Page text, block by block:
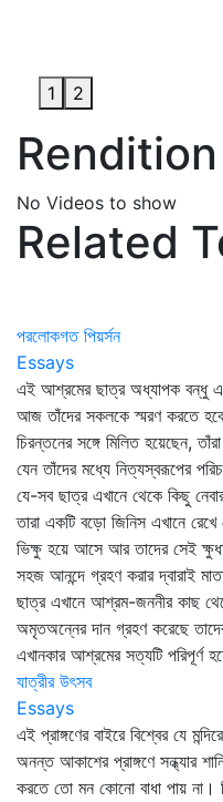
1 2
Rendition
No Videos to show
Related
পরলোকগত পিয়র্সন
Essays
এই আশ্রমের ছাত্র অধ্যাপক বন্ধু
আজ তাঁদের সকলকে স্মরণ করতে
চিরন্তনের সঙ্গে মিলিত হয়েছেন,
যেন তাঁদের মধ্যে নিত্যস্বরূপের
যে-সব ছাত্র এখানে থেকে কিছু
তারা একটি বড়ো জিনিস এখানে
ভিক্ষু হয়ে আসে আর তাদের সেই
সহজ আনন্দে গ্রহণ করার দ্বারাই
ছাত্র এখানে আশ্রম-জননীর কাছ
অমৃতঅন্নের দান গ্রহণ করেছে
এখানকার আশ্রমের সত্যটি পরিপূর্ণ
যাত্রীর উৎসব
Essays
এই প্রাঙ্গণের বাইরে বিশ্বের যে
অনন্ত আকাশের প্রাঙ্গণে সন্ধ্যার
করতে তো মন কোনো বাধা পায় না।